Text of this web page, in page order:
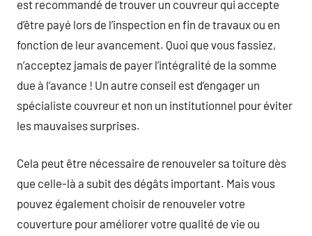
est recommandé de trouver un couvreur qui accepte
d’être payé lors de l’inspection en fin de travaux ou en
fonction de leur avancement. Quoi que vous fassiez,
n’acceptez jamais de payer l’intégralité de la somme
due à l’avance ! Un autre conseil est d’engager un
spécialiste couvreur et non un institutionnel pour éviter
les mauvaises surprises.
Cela peut être nécessaire de renouveler sa toiture dès
que celle-là a subit des dégâts important. Mais vous
pouvez également choisir de renouveler votre
couverture pour améliorer votre qualité de vie ou